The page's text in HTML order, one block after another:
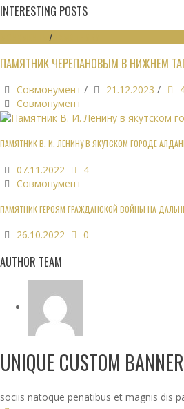
INTERESTING POSTS
/
ПАМЯТНИК ЧЕРЕПАНОВЫМ В НИЖНЕМ
Совмонумент / 21.12.2023 /
Совмонумент
ПАМЯТНИК В. И. ЛЕНИНУ В ЯКУТСКОМ ГОРОДЕ
07.11.2022
4
Совмонумент
ПАМЯТНИК ГЕРОЯМ ГРАЖДАНСКОЙ ВОЙНЫ НА
26.10.2022 0
AUTHOR TEAM
UNIQUE CUSTOM BANNER
sociis natoque penatibus et magnis dis